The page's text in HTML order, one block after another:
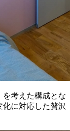
考えた構成とな
に対応した贅沢